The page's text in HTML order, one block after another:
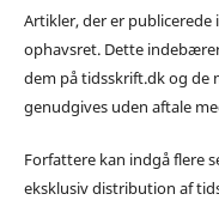
Artikler, der er publicerede
ophavsret. Dette
dem på tidsskrift.dk og de
genudgives uden aftale
Forfattere kan indgå flere
eksklusiv distribution af